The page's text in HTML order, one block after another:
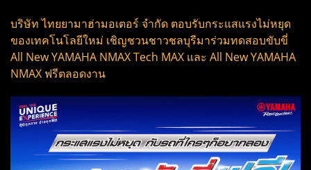
บริษัท ไทยยามาฮ่ามอเตอร์ จำกัด ตอบรับกระแสแรงไม่หยุด
ของเทคโนโลยีใหม่ เชิญชวนชาวชลบุรีมาร่วมทดสอบขับขี่
All New YAMAHA NMAX Tech MAX และ All New YAMAHA
NMAX ฟรีตลอดงาน